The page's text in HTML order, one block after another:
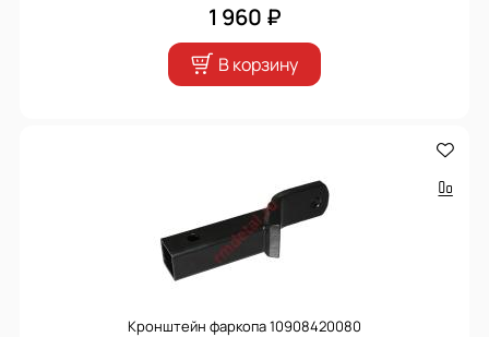
1 960 ₽
В корзину
Кронштейн фаркопа 10908420080